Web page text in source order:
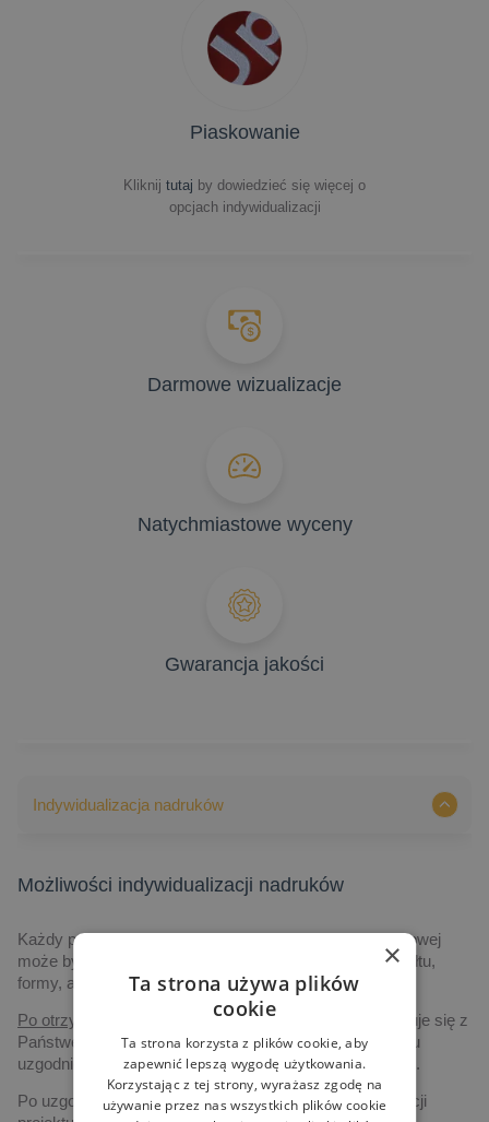
Piaskowanie
Kliknij tutaj by dowiedzieć się więcej o
opcjach indywidualizacji
Darmowe wizualizacje
Natychmiastowe wyceny
Gwarancja jakości
Indywidualizacja nadruków
Możliwości indywidualizacji nadruków
Każdy produkt prezentowany na naszej stronie internetowej
może być indywidualizowany, poczynając od jego kształtu,
formy, aż po grafikę i technologię realizacji.
Po otrzymaniu zapytania,
nasz przedstawiciel skontaktuje się z
Państwem drogą elektroniczną, albo telefoniczną, w celu
uzgodnienia szczegółów dotyczących realizacji projektu.
Po uzgodnieniu szczegółów dotyczących czasu realizacji
×
Ta strona używa plików
cookie
Ta strona korzysta z plików cookie, aby
zapewnić lepszą wygodę użytkowania.
Korzystając z tej strony, wyrażasz zgodę na
używanie przez nas wszystkich plików cookie